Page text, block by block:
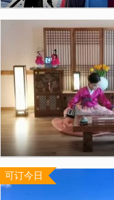
可订今日